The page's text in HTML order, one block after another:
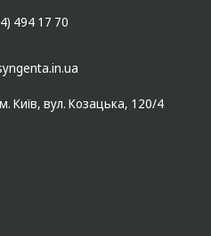
494 17 70
Київ, вул. Козацька, 120/4